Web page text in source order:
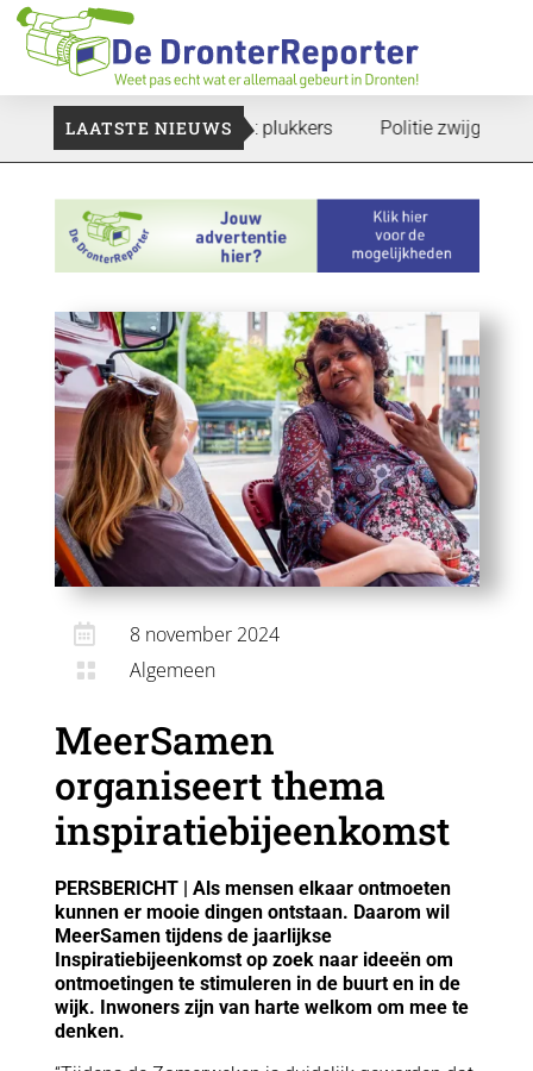
LAATSTE NIEUWS
Voedselbank zoekt plukkers Politie zwijgt nog over
 8 november 2024
 Algemeen
MeerSamen
organiseert thema
inspiratiebijeenkomst
PERSBERICHT | Als mensen elkaar ontmoeten
kunnen er mooie dingen ontstaan. Daarom wil
MeerSamen tijdens de jaarlijkse
Inspiratiebijeenkomst op zoek naar ideeën om
ontmoetingen te stimuleren in de buurt en in de
wijk. Inwoners zijn van harte welkom om mee te
denken.